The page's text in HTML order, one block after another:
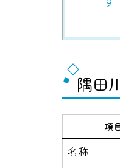
隅田
項
名称